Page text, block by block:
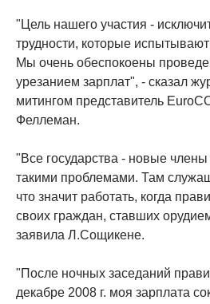
"Цель нашего участия -
трудности, которые испытывают
Мы очень обеспокоены
урезанием зарплат", - сказал
митингом представитель
Феллеман.
"Все государства - новые
такими проблемами. Там
что значит работать, когда
своих граждан, ставших
заявила Л.Сощикене.
"После ночных заседаний
декабре 2008 г. моя зарплата